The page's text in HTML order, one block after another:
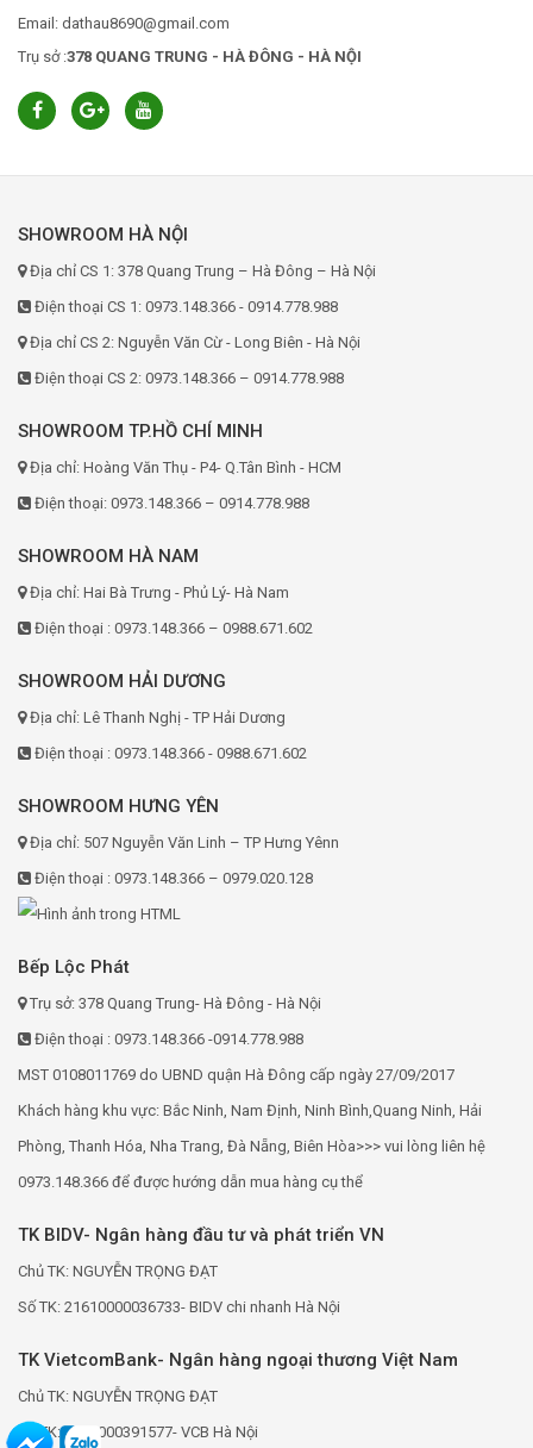
Email: dathau8690@gmail.com
Trụ sở :378 QUANG TRUNG - HÀ ĐÔNG - HÀ NỘI
SHOWROOM HÀ NỘI
Địa chỉ CS 1: 378 Quang Trung – Hà Đông – Hà Nội
Điện thoại CS 1: 0973.148.366 - 0914.778.988
Địa chỉ CS 2: Nguyễn Văn Cừ - Long Biên - Hà Nội
Điện thoại CS 2: 0973.148.366 – 0914.778.988
SHOWROOM TP.HỒ CHÍ MINH
Địa chỉ: Hoàng Văn Thụ - P4- Q.Tân Bình - HCM
Điện thoại: 0973.148.366 – 0914.778.988
SHOWROOM HÀ NAM
Địa chỉ: Hai Bà Trưng - Phủ Lý- Hà Nam
Điện thoại : 0973.148.366 – 0988.671.602
SHOWROOM HẢI DƯƠNG
Địa chỉ: Lê Thanh Nghị - TP Hải Dương
Điện thoại : 0973.148.366 - 0988.671.602
SHOWROOM HƯNG YÊN
Địa chỉ: 507 Nguyễn Văn Linh – TP Hưng Yênn
Điện thoại : 0973.148.366 – 0979.020.128
Bếp Lộc Phát
Trụ sở: 378 Quang Trung- Hà Đông - Hà Nội
Điện thoại : 0973.148.366 -0914.778.988
MST 0108011769 do UBND quận Hà Đông cấp ngày 27/09/2017
Khách hàng khu vực: Bắc Ninh, Nam Định, Ninh Bình,Quang Ninh, Hải
Phòng, Thanh Hóa, Nha Trang, Đà Nẵng, Biên Hòa>>> vui lòng liên hệ
0973.148.366 để được hướng dẫn mua hàng cụ thể
TK BIDV- Ngân hàng đầu tư và phát triển VN
Chủ TK: NGUYỄN TRỌNG ĐẠT
Số TK: 21610000036733- BIDV chi nhanh Hà Nội
TK VietcomBank- Ngân hàng ngoại thương Việt Nam
Chủ TK: NGUYỄN TRỌNG ĐẠT
Số TK: 0691000391577- VCB Hà Nội